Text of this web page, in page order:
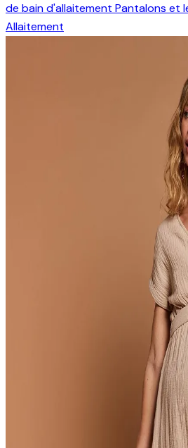
de bain d'allaitement Pantalons et
Allaitement